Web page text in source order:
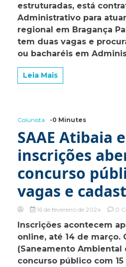
estruturadas, está
Administrativo para
regional em Bragança
tem duas vagas e
ou bacharéis em
Leia Mais
Colunista -0 Minutes
SAAE Atibaia
inscrições
concurso
vagas e
16 de fevereiro de 2024 0
Inscrições acontecem
online, até 14 de março.
(Saneamento Ambiental
concurso público com